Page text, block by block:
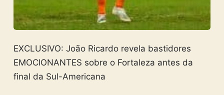
EXCLUSIVO: João Ricardo revela bastidores
EMOCIONANTES sobre o Fortaleza antes da
final da Sul-Americana